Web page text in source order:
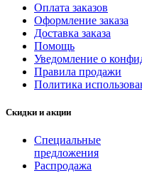
Оплата заказов
Оформление заказа
Доставка заказа
Помощь
Уведомление о
Правила продажи
Политика
Скидки и акции
Специальные
предложения
Распродажа